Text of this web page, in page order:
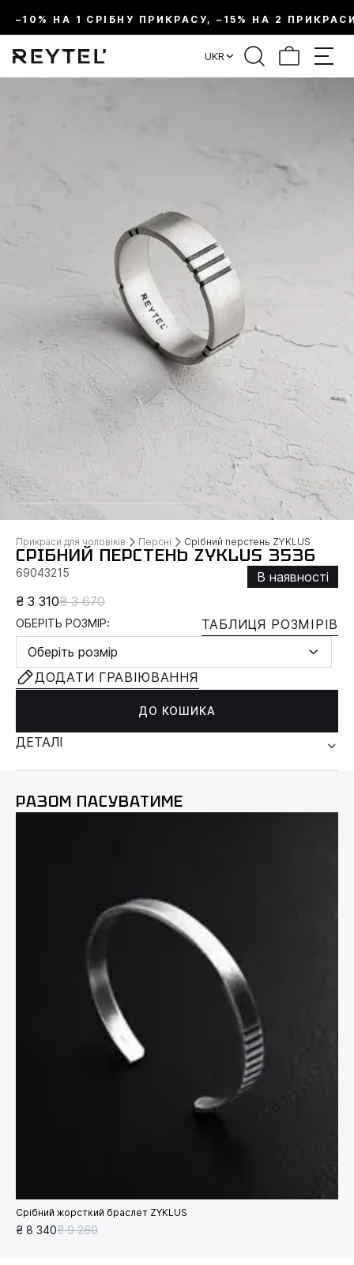
–10% НА 1 СРІБНУ ПРИКРАСУ, –15% НА 2
UKR
Прикраси для чоловіків Персні Срібний перстень ZYKLUS
СРІБНИЙ ПЕРСТЕНЬ ZYKLUS 3536
69043215
В наявності
₴ 3 310₴ 3 670
ОБЕРІТЬ РОЗМІР:
ТАБЛИЦЯ РОЗМІРІВ
Оберіть розмір
ДОДАТИ ГРАВІЮВАННЯ
ДО КОШИКА
ДЕТАЛІ
РАЗОМ ПАСУВАТИМЕ
Срібний жорсткий браслет ZYKLUS
₴ 8 340₴ 9 260